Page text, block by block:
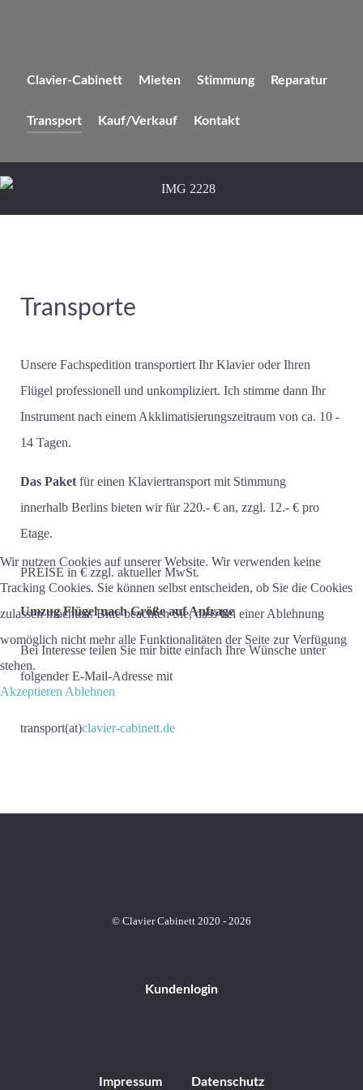
Clavier-Cabinett Mieten Stimmung Reparatur
Transport Kauf/Verkauf Kontakt
Transporte
Unsere Fachspedition transportiert Ihr Klavier oder Ihren
Flügel professionell und unkompliziert. Ich stimme dann Ihr
Instrument nach einem Akklimatisierungszeitraum von ca. 10 -
14 Tagen.
Das Paket für einen Klaviertransport mit Stimmung
innerhalb Berlins bieten wir für 220.- € an, zzgl. 12.- € pro
Etage.
PREISE in € zzgl. aktueller MwSt.
Umzug Flügel nach Größe auf Anfrage
Bei Interesse teilen Sie mir bitte einfach Ihre Wünsche unter
folgender E-Mail-Adresse mit
transport(at)clavier-cabinett.de
© Clavier Cabinett 2020 - 2026
Kundenlogin
Impressum Datenschutz
Wir nutzen Cookies auf unserer Website. Wir verwenden keine
Tracking Cookies. Sie können selbst entscheiden, ob Sie die Cookies
zulassen möchten. Bitte beachten Sie, dass bei einer Ablehnung
womöglich nicht mehr alle Funktionalitäten der Seite zur Verfügung
stehen.
Akzeptieren Ablehnen